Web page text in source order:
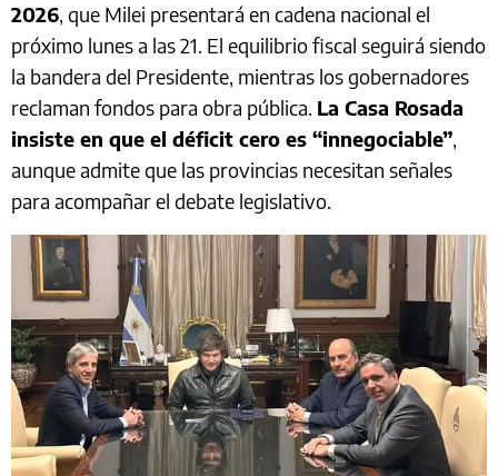
2026, que Milei presentará en cadena nacional el
próximo lunes a las 21. El equilibrio fiscal seguirá siendo
la bandera del Presidente, mientras los gobernadores
reclaman fondos para obra pública. La Casa Rosada
insiste en que el déficit cero es “innegociable”,
aunque admite que las provincias necesitan señales
para acompañar el debate legislativo.